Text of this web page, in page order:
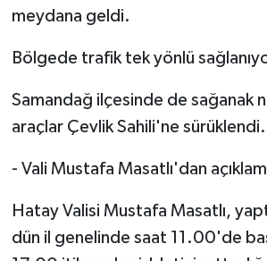
meydana geldi.
Bölgede trafik tek yönlü
Samandağ ilçesinde de sağanak
araçlar Çevlik Sahili'ne sürüklendi.
- Vali Mustafa Masatlı'dan
Hatay Valisi Mustafa Masatlı,
dün il genelinde saat 11.00'de